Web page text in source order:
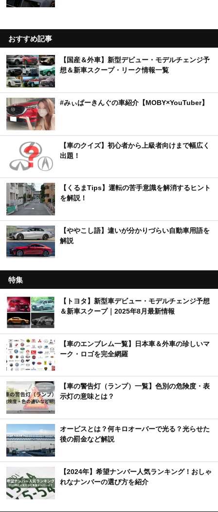
おすすめ記事
【国産＆外車】新型デビュー・モデルチェンジ予
想＆新車スクープ・リーク情報一覧
#みぃぱーきんぐの車紹介【MOBY×YouTuber】
【車のクイズ】初心者から上級者向けまで幅広く
出題！
【くるまTips】運転の苦手意識を解消するヒント
を解説！
【ややこし語】違いが分かりづらい自動車用語を
解説
特集
【トヨタ】新型車デビュー・モデルチェンジ予想
＆新車スクープ｜2025年8月最新情報
【車のエンブレム一覧】日本車＆外車の珍しいマ
ーク・ロゴを完全網羅
【車の警告灯（ランプ）一覧】色別の危険度・表
示灯の意味とは？
オービスとは？何キロオーバーで光る？光らせた
後の罰金など解説
【2024年】希望ナンバー人気ランキング！おしゃ
れなナンバーの選び方を紹介